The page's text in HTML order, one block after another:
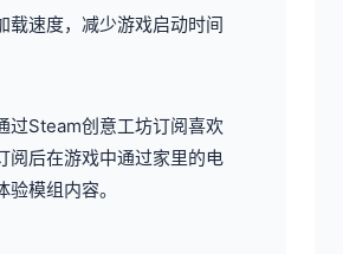
载速度，减少游戏启动时间
过Steam创意工坊订阅喜欢
阅后在游戏中通过家里的电
验模组内容。